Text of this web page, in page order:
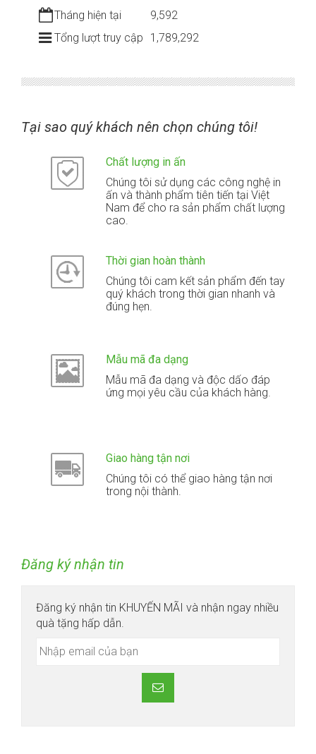
Tháng hiện tại
9,592
Tổng lượt truy cập
1,789,292
Tại sao quý khách nên chọn chúng tôi!
Chất lượng in ấn
Chúng tôi sử dụng các công nghệ in
ấn và thành phẩm tiên tiến tại Việt
Nam để cho ra sản phẩm chất lượng
cao.
Thời gian hoàn thành
Chúng tôi cam kết sản phẩm đến tay
quý khách trong thời gian nhanh và
đúng hẹn.
Mẫu mã đa dạng
Mẫu mã đa dạng và độc dấo đáp
ứng mọi yêu cầu của khách hàng.
Giao hàng tận nơi
Chúng tôi có thể giao hàng tận nơi
trong nội thành.
Đăng ký nhận tin
Đăng ký nhận tin KHUYẾN MÃI và nhận ngay nhiều
quà tặng hấp dẫn.